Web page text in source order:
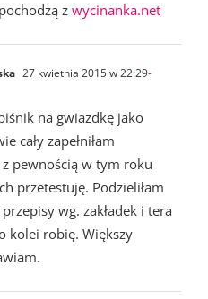
z wycinanka.net
27 kwietnia 2015 w 22:29-
na gwiazdkę jako
cały zapełniłam
pewnością w tym roku
przetestuję. Podzieliłam
wg. zakładek i tera
kolei robię. Większy